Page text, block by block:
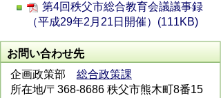
第4回秩父市総合教育会議議事録
（平成29年2月21日開催）(111KB)
お問い合わせ先
企画政策部 総合政策課
所在地/〒368-8686 秩父市熊木町8番15